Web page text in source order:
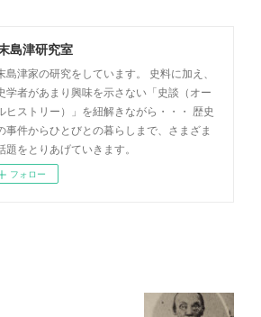
島津研究室
島津家の研究をしています。 史料に加え、
学者があまり興味を示さない「史談（オー
ヒストリー）」を紐解きながら・・・ 歴史
事件からひとびとの暮らしまで、さまざま
題をとりあげていきます。
フォロー